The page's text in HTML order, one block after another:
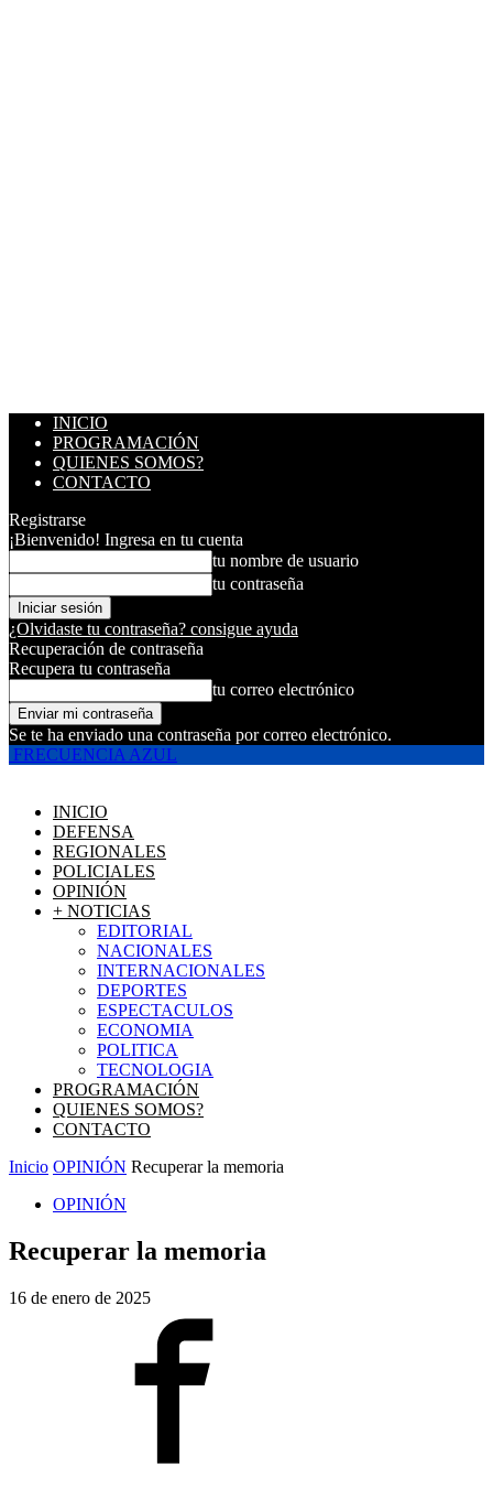
INICIO
PROGRAMACIÓN
QUIENES SOMOS?
CONTACTO
Registrarse
¡Bienvenido! Ingresa en tu cuenta
tu nombre de usuario
tu contraseña
¿Olvidaste tu contraseña? consigue ayuda
Recuperación de contraseña
Recupera tu contraseña
tu correo electrónico
Se te ha enviado una contraseña por correo electrónico.
FRECUENCIA AZUL
INICIO
DEFENSA
REGIONALES
POLICIALES
OPINIÓN
+ NOTICIAS
EDITORIAL
NACIONALES
INTERNACIONALES
DEPORTES
ESPECTACULOS
ECONOMIA
POLITICA
TECNOLOGIA
PROGRAMACIÓN
QUIENES SOMOS?
CONTACTO
Inicio OPINIÓN Recuperar la memoria
OPINIÓN
Recuperar la memoria
16 de enero de 2025